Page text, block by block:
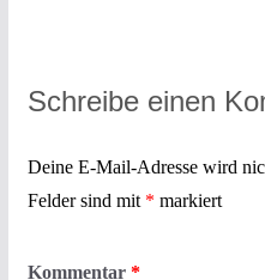
Schreibe einen
Deine E-Mail-Adresse wird
Felder sind mit * markiert
Kommentar *